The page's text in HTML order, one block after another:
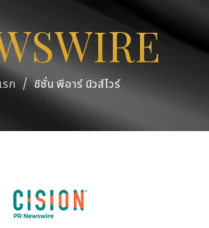
ก / ซิชั่น พีอาร์ นิวส์ไวร์